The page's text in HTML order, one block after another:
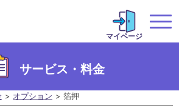
マイページ
サービス・料金
オプション 箔押